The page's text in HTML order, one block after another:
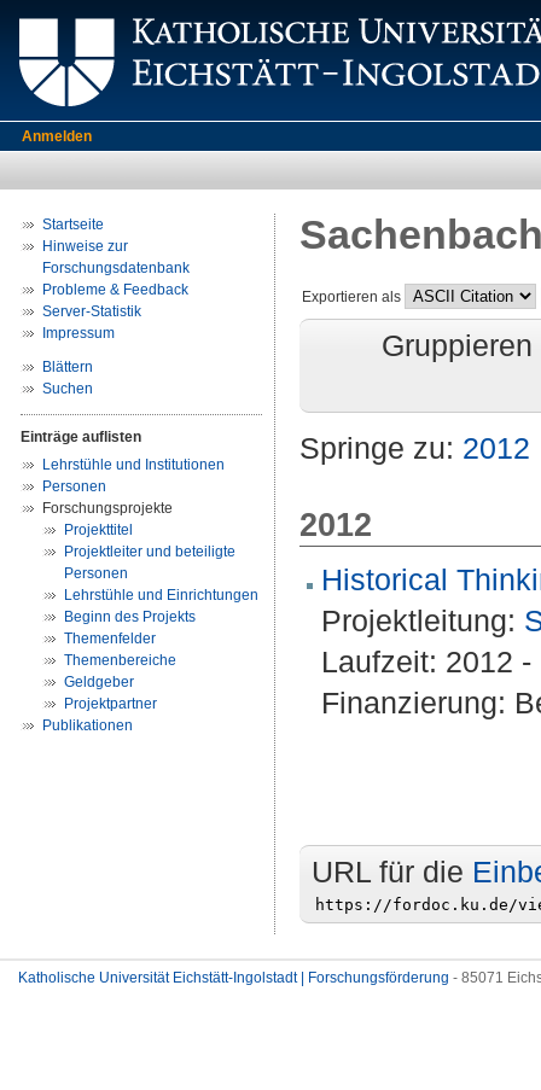
Anmelden
Startseite
Hinweise zur
Forschungsdatenbank
Probleme & Feedback
Server-Statistik
Impressum
Blättern
Suchen
Einträge auflisten
Lehrstühle und Institutionen
Personen
Forschungsprojekte
Projekttitel
Projektleiter und beteiligte
Personen
Lehrstühle und Einrichtungen
Beginn des Projekts
Themenfelder
Themenbereiche
Geldgeber
Projektpartner
Publikationen
Exportieren als
Springe zu: 2012
2012
Historical
Projektleitung:
Laufzeit: 2012
Finanzierung:
URL für die
Katholische Universität Eichstätt-Ingolstadt | Forschungsförderung - 85071